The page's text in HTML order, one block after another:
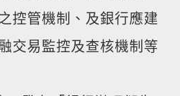
控管機制、及銀行應建
交易監控及查核機制等